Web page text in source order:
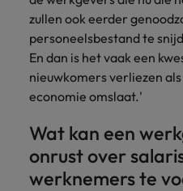
zullen ook eerder
personeelsbestand te
En dan is het vaak een
nieuwkomers verliezen
economie omslaat.'
Wat kan een
onrust over
werknemers te